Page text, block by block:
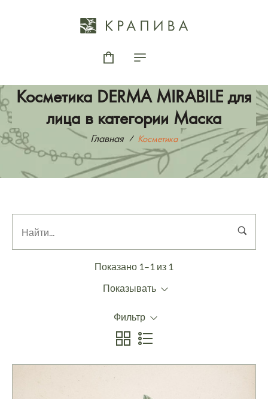
Косметика DERMA MIRABILE для
лица в категории Маска
Главная Косметика
Показано 1–1 из 1
Показывать
Фильтр